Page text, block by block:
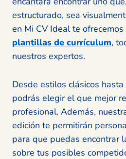
estructurado, sea
en Mi CV Ideal te
plantillas de currículum,
nuestros expertos.
Desde estilos clásicos
podrás elegir el que mejor
profesional. Además,
edición te permitirán
para que puedas encontrar
sobre tus posibles